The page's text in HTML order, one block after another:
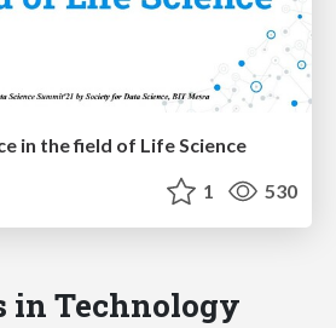
in the field of Life Science
1 530
in Technology